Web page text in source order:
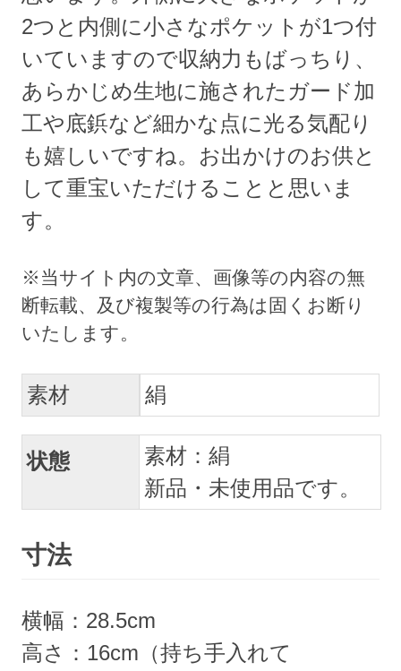
2つと内側に小さなポケットが1つ付
いていますので収納力もばっちり、
あらかじめ生地に施されたガード加
工や底鋲など細かな点に光る気配り
も嬉しいですね。お出かけのお供と
して重宝いただけることと思いま
す。
素材 絹
状態
素材：絹
新品・未使用品です。
寸法
横幅：28.5cm
高さ：16cm（持ち手入れて